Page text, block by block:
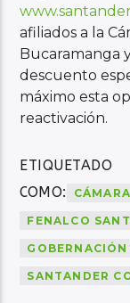
afiliados a la
Bucaramanga
descuento
máximo esta
reactivación.
ETIQUETADO
COMO:
FENALCO
SANTANDER